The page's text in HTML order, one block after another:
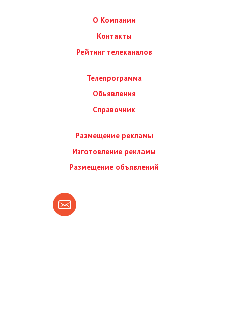
О Компании
Контакты
Рейтинг телеканалов
Телепрограмма
Обьявления
Справочник
Размещение рекламы
Изготовление рекламы
Размещение объявлений